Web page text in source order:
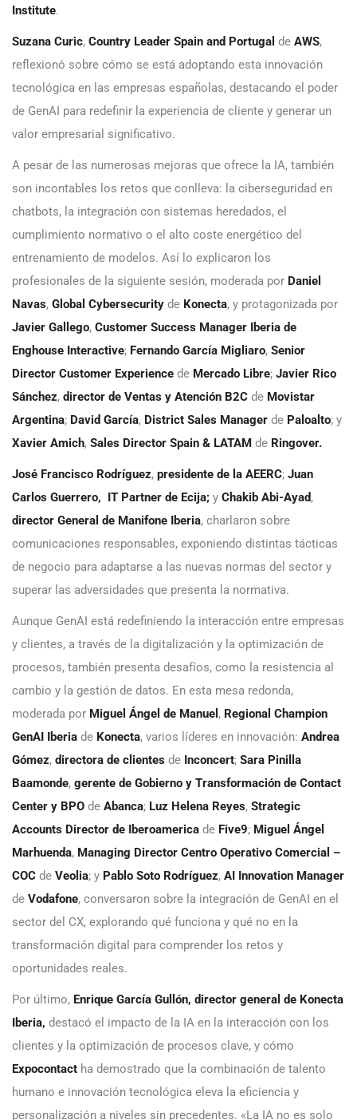
Institute.
Suzana Curic, Country Leader Spain and Portugal de AWS,
reflexionó sobre cómo se está adoptando esta innovación
tecnológica en las empresas españolas, destacando el poder
de GenAI para redefinir la experiencia de cliente y generar un
valor empresarial significativo.
A pesar de las numerosas mejoras que ofrece la IA, también
son incontables los retos que conlleva: la ciberseguridad en
chatbots, la integración con sistemas heredados, el
cumplimiento normativo o el alto coste energético del
entrenamiento de modelos. Así lo explicaron los
profesionales de la siguiente sesión, moderada por Daniel
Navas, Global Cybersecurity de Konecta, y protagonizada por
Javier Gallego, Customer Success Manager Iberia de
Enghouse Interactive; Fernando García Migliaro, Senior
Director Customer Experience de Mercado Libre; Javier Rico
Sánchez, director de Ventas y Atención B2C de Movistar
Argentina; David García, District Sales Manager de Paloalto; y
Xavier Amich, Sales Director Spain & LATAM de Ringover.
José Francisco Rodríguez, presidente de la AEERC; Juan
Carlos Guerrero, IT Partner de Ecija; y Chakib Abi-Ayad,
director General de Manifone Iberia, charlaron sobre
comunicaciones responsables, exponiendo distintas tácticas
de negocio para adaptarse a las nuevas normas del sector y
superar las adversidades que presenta la normativa.
Aunque GenAI está redefiniendo la interacción entre empresas
y clientes, a través de la digitalización y la optimización de
procesos, también presenta desafíos, como la resistencia al
cambio y la gestión de datos. En esta mesa redonda,
moderada por Miguel Ángel de Manuel , Regional Champion
GenAI Iberia de Konecta, varios líderes en innovación: Andrea
Gómez, directora de clientes de Inconcert; Sara Pinilla
Baamonde, gerente de Gobierno y Transformación de Contact
Center y BPO de Abanca; Luz Helena Reyes, Strategic
Accounts Director de Iberoamerica de Five9; Miguel Ángel
Marhuenda, Managing Director Centro Operativo Comercial –
COC de Veolia; y Pablo Soto Rodríguez, AI Innovation Manager
de Vodafone, conversaron sobre la integración de GenAI en el
sector del CX, explorando qué funciona y qué no en la
transformación digital para comprender los retos y
oportunidades reales.
Por último, Enrique García Gullón, director general de Konecta
Iberia, destacó el impacto de la IA en la interacción con los
clientes y la optimización de procesos clave, y cómo
Expocontact ha demostrado que la combinación de talento
humano e innovación tecnológica eleva la eficiencia y
personalización a niveles sin precedentes. «La IA no es solo